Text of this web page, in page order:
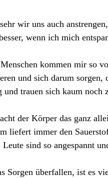
wir uns auch
wenn ich mich
kommen mir so
und sich darum sorgen,
und trauen sich kaum noch
der Körper das ganz
liefert immer den
Leute sind so angespannt
Sorgen überfallen, ist es